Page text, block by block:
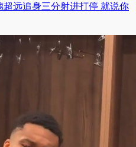
德超远追身三分射进打停 就说你